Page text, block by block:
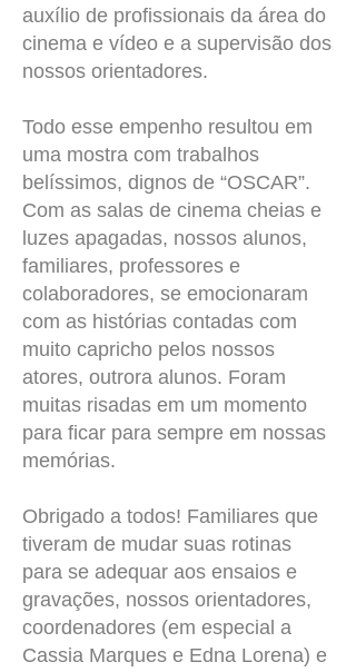
auxílio de profissionais da área do
cinema e vídeo e a supervisão dos
nossos orientadores.
Todo esse empenho resultou em
uma mostra com trabalhos
belíssimos, dignos de “OSCAR”.
Com as salas de cinema cheias e
luzes apagadas, nossos alunos,
familiares, professores e
colaboradores, se emocionaram
com as histórias contadas com
muito capricho pelos nossos
atores, outrora alunos. Foram
muitas risadas em um momento
para ficar para sempre em nossas
memórias.
Obrigado a todos! Familiares que
tiveram de mudar suas rotinas
para se adequar aos ensaios e
gravações, nossos orientadores,
coordenadores (em especial a
Cassia Marques e Edna Lorena) e